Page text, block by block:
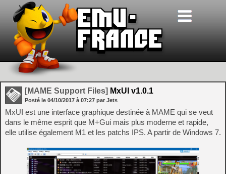
[MAME Support Files] MxUI v1.0.1
Posté le 04/10/2017 à 07:27 par Jets
MxUI est une interface graphique destinée à MAME qui se veut
dans le même esprit que M+Gui mais plus moderne et rapide,
elle utilise également M1 et les patchs IPS. A partir de Windows 7.